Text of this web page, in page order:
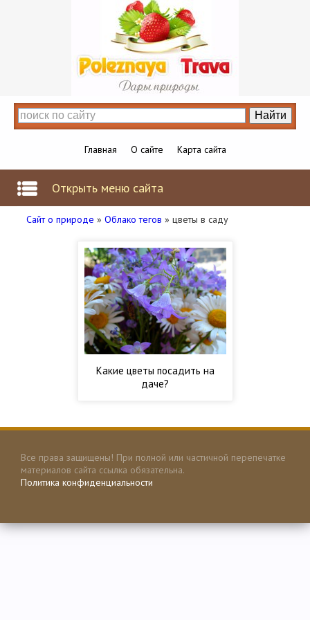
Главная О сайте Карта сайта
Открыть меню сайта
Сайт о природе » Облако тегов » цветы в саду
Какие цветы посадить на
даче?
Все права защищены! При полной или частичной перепечатке
материалов сайта ссылка обязательна.
Политика конфиденциальности